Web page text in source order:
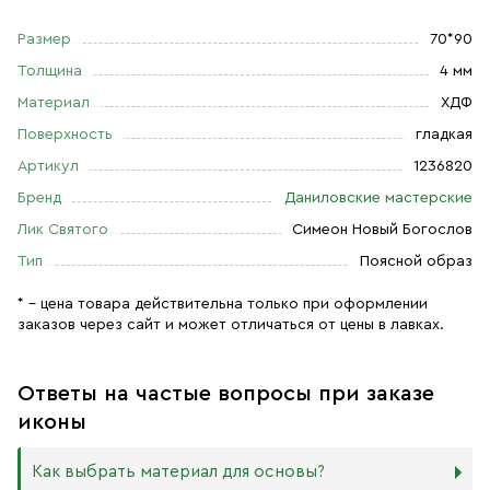
Размер 70*90
Толщина 4 мм
Материал ХДФ
Поверхность гладкая
Артикул 1236820
Бренд Даниловские мастерские
Лик Святого Симеон Новый Богослов
Тип Поясной образ
* – цена товара действительна только при оформлении
заказов через сайт и может отличаться от цены в лавках.
Ответы на частые вопросы при заказе
иконы
Как выбрать материал для основы?